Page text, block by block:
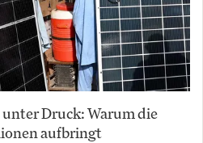
Druck: Warum die
aufbringt